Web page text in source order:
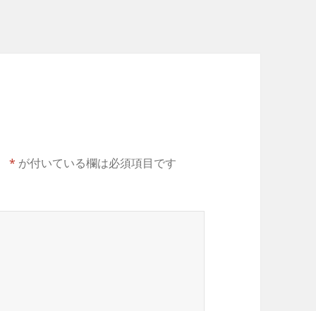
* が付いている欄は必須項目です